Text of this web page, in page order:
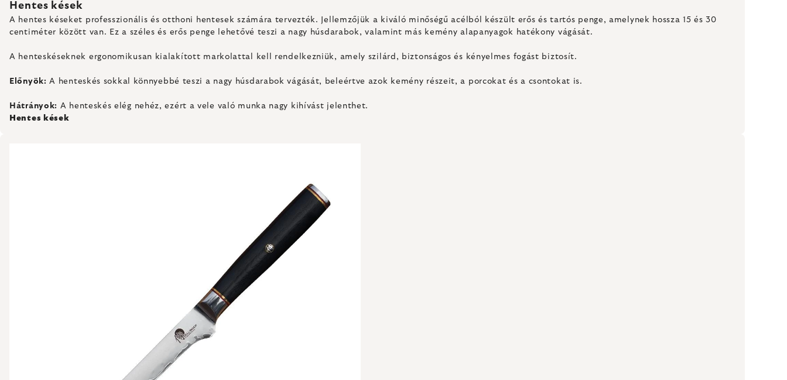
Hentes kések
A hentes késeket professzionális és otthoni hentesek számára tervezték. Jellemzőjük a kiváló minőségű acélból készült erős és tartós penge, amelynek hossza 15 és 30
centiméter között van. Ez a széles és erős penge lehetővé teszi a nagy húsdarabok, valamint más kemény alapanyagok hatékony vágását.
A henteskéseknek ergonomikusan kialakított markolattal kell rendelkezniük, amely szilárd, biztonságos és kényelmes fogást biztosít.
Előnyök: A henteskés sokkal könnyebbé teszi a nagy húsdarabok vágását, beleértve azok kemény részeit, a porcokat és a csontokat is.
Hátrányok: A henteskés elég nehéz, ezért a vele való munka nagy kihívást jelenthet.
Hentes kések